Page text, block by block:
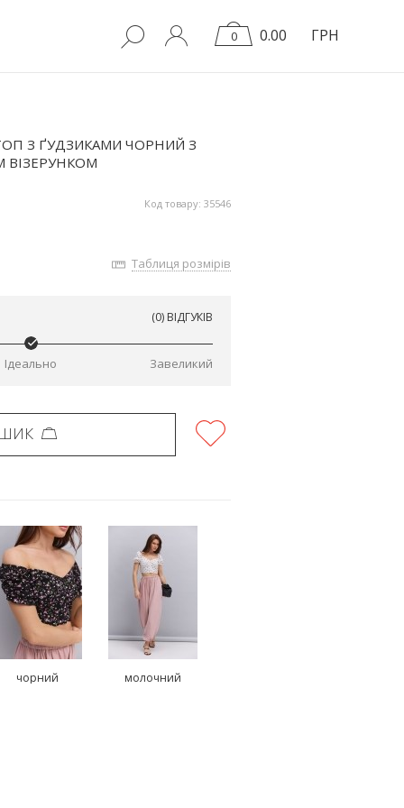
0 0.00 ГРН
З ҐУДЗИКАМИ ЧОРНИЙ З
ВІЗЕРУНКОМ
Код товару: 35546
Таблиця розмірів
(0) ВІДГУКІВ
Ідеально Завеликий
чорний молочний